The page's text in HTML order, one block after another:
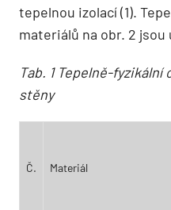
tepelnou izolací (1).
materiálů na obr. 2 jsou
Tab. 1 Tepelně-
stěny
Č. Materiál